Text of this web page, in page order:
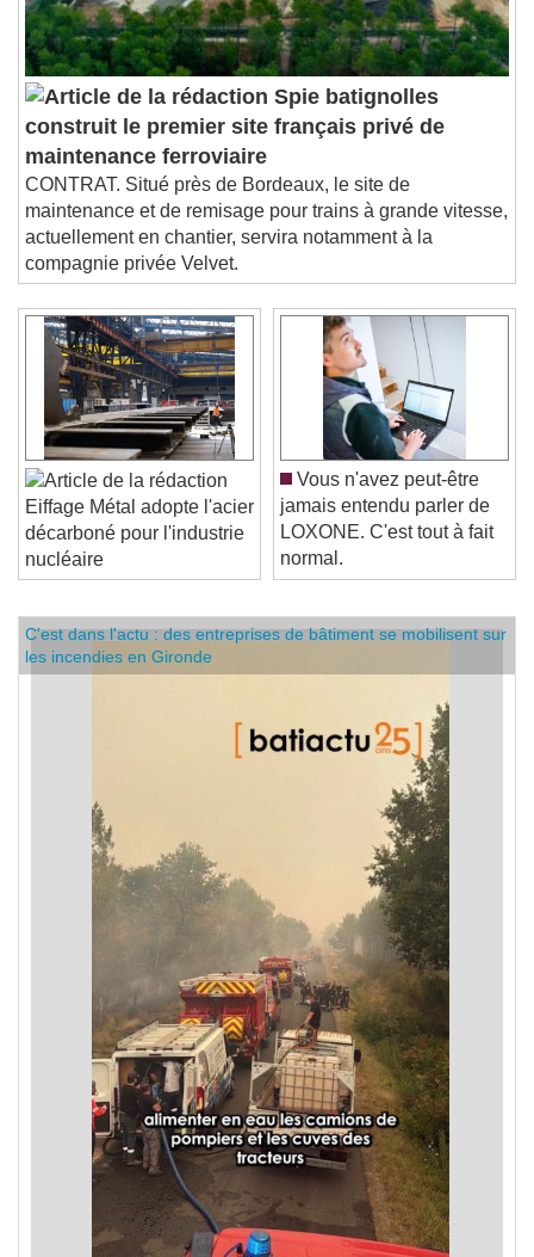
Spie batignolles
construit le premier site français privé de
maintenance ferroviaire
CONTRAT. Situé près de Bordeaux, le site de
maintenance et de remisage pour trains à grande vitesse,
actuellement en chantier, servira notamment à la
compagnie privée Velvet.
Eiffage Métal adopte l'acier
décarboné pour l'industrie
nucléaire
Vous n'avez peut-être
jamais entendu parler de
LOXONE. C'est tout à fait
normal.
C'est dans l'actu : des entreprises de bâtiment se mobilisent sur
les incendies en Gironde